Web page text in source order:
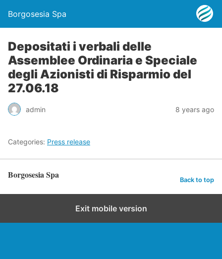
Borgosesia Spa
Depositati i verbali delle
Assemblee Ordinaria e Speciale
degli Azionisti di Risparmio del
27.06.18
admin 8 years ago
Categories: Press release
Borgosesia Spa Back to top
Exit mobile version